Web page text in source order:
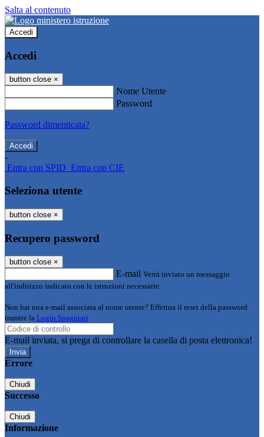
Salta al contenuto
Accedi
Accedi
button close ×
Nome Utente
Password
Password dimenticata?
-
Entra con SPID Entra con CIE
Seleziona utente
button close ×
Recupero password
button close ×
E-mail Verrà inviato un messaggio
all'indirizzo indicato con le istruzioni necessarie.
Non hai una e-mail associata al nome utente? Effettua il reset della password
tramite la Login Spaggiari
E-mail inviata, si prega di controllare la casella di posta elettronica!
Errore
Chiudi
Successo
Chiudi
Informazione